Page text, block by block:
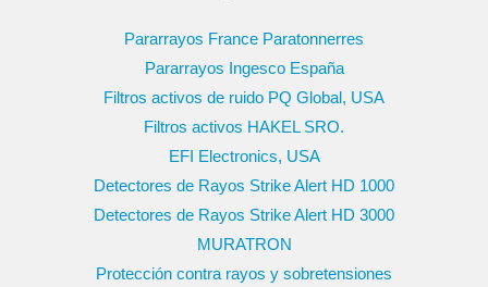
Pararrayos France Paratonnerres
Pararrayos Ingesco España
Filtros activos de ruido PQ Global, USA
Filtros activos HAKEL SRO.
EFI Electronics, USA
Detectores de Rayos Strike Alert HD 1000
Detectores de Rayos Strike Alert HD 3000
MURATRON
Protección contra rayos y sobretensiones